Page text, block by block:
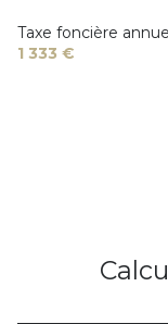
Taxe foncière
1 333 €